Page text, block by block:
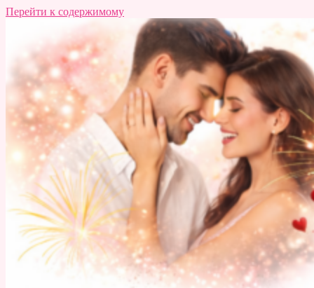
Перейти к содержимому